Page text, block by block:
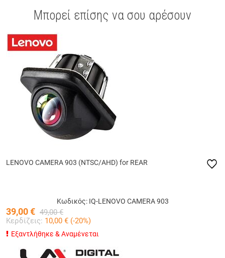
Μπορεί επίσης να σου αρέσουν
LENOVO CAMERA 903 (NTSC/AHD) for REAR
Κωδικός: IQ-LENOVO CAMERA 903
39,00€ 49,00 €
Κερδίζεις: 10,00 € (-20%)
Εξαντλήθηκε & Αναμένεται